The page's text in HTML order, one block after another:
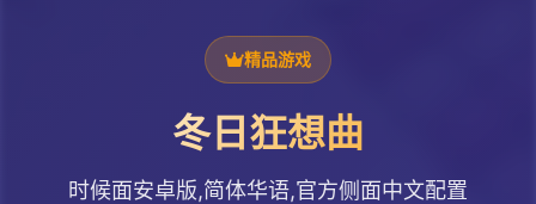
精品游戏
冬日狂想曲
时候面安卓版,简体华语,官方侧面中文配置